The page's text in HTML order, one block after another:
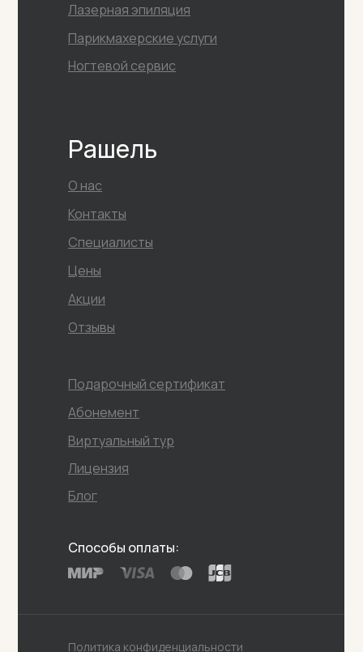
Рашель
О нас
Контакты
Цены
Специалисты
Акции
Отзывы
Подарочный сертификат
Абонемент
Виртуальный тур
Лицензия
Лазерная эпиляция
Политика конфиденциальности
Ногтевой сервис
Парикмахерские услуги
Способы оплаты:
Блог